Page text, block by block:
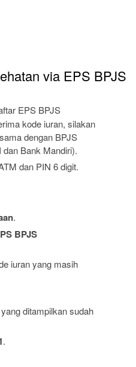
via EPS BPJS
EPS BPJS
kode iuran, silakan
dengan BPJS
Bank Mandiri).
dan PIN 6 digit.
.
BPJS
iuran yang masih
ditampilkan sudah
.